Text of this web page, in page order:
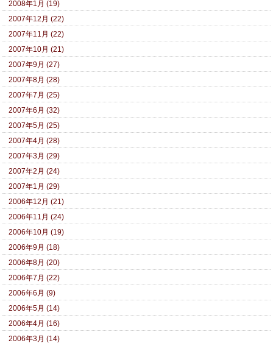
2008年1月 (19)
2007年12月 (22)
2007年11月 (22)
2007年10月 (21)
2007年9月 (27)
2007年8月 (28)
2007年7月 (25)
2007年6月 (32)
2007年5月 (25)
2007年4月 (28)
2007年3月 (29)
2007年2月 (24)
2007年1月 (29)
2006年12月 (21)
2006年11月 (24)
2006年10月 (19)
2006年9月 (18)
2006年8月 (20)
2006年7月 (22)
2006年6月 (9)
2006年5月 (14)
2006年4月 (16)
2006年3月 (14)